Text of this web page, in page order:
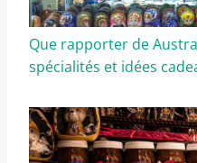
Que rapporter de
spécialités et idées